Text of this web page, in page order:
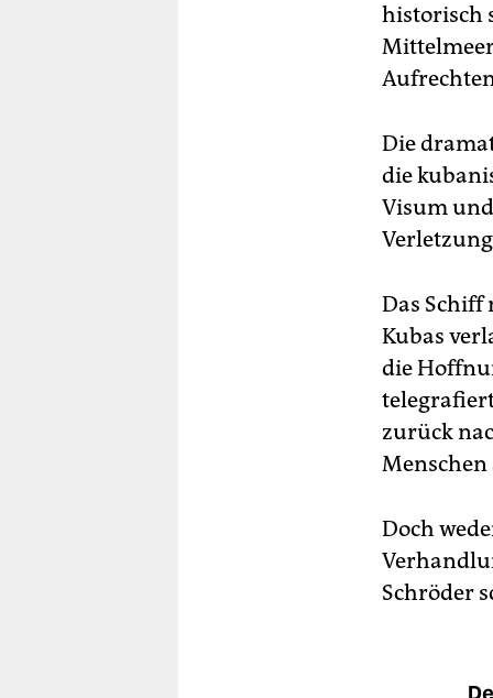
historisch
Die
die
Visum
Das Schiff
Kubas
die
zurück
Doch
Schröder